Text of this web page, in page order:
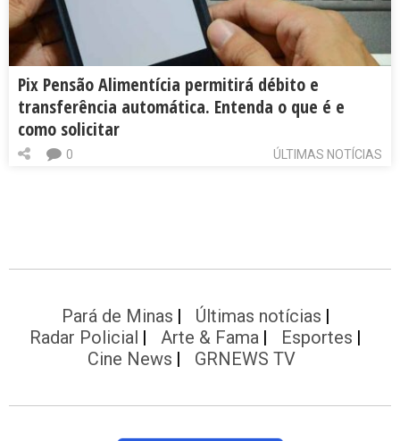
Pix Pensão Alimentícia permitirá débito e
transferência automática. Entenda o que é e
como solicitar
ÚLTIMAS NOTÍCIAS
0
Pará de Minas
Últimas notícias
Radar Policial
Arte & Fama
Esportes
Cine News
GRNEWS TV